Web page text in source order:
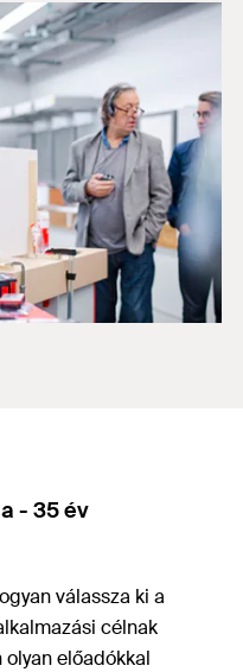
- 35 év
válassza ki a
célnak
előadókkal